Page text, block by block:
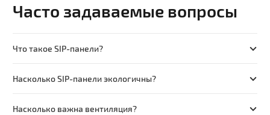
Часто задаваемые вопросы
Что такое SIP-панели?
Насколько SIP-панели экологичны?
Насколько важна вентиляция?